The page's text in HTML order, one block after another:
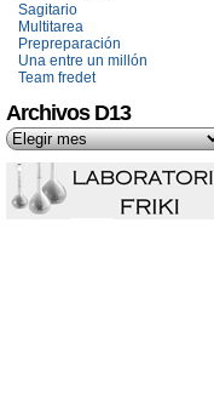
Sagitario
Multitarea
Prepreparación
Una entre un millón
Team fredet
Archivos D13